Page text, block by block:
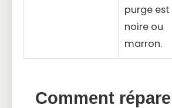
purge est
noire ou
marron.
Comment